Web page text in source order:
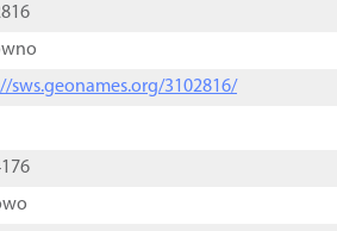
sws.geonames.org/3102816/